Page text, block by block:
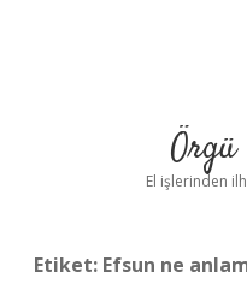
Örgü
El işlerinden
Etiket: Efsun ne